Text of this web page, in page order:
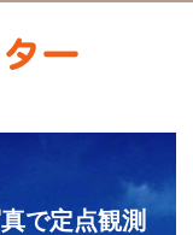
で定点観測